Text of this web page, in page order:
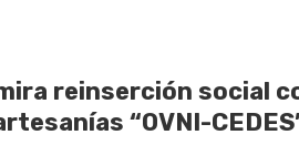
reinserción social
“OVNI-